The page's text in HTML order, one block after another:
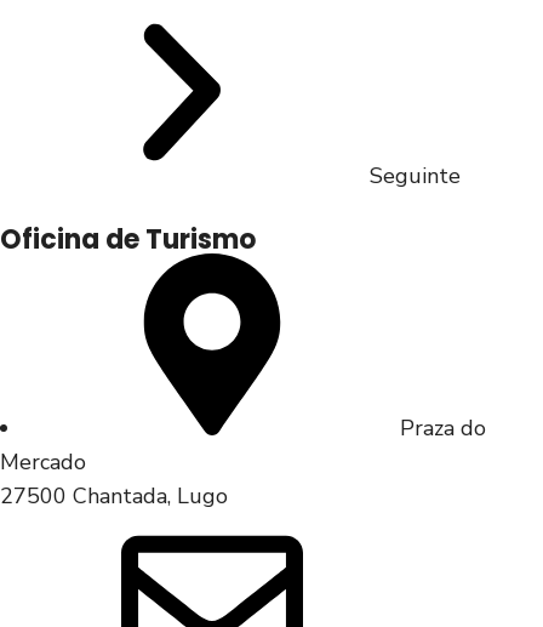
Seguinte
Oficina de Turismo
Praza do
Mercado
27500 Chantada, Lugo